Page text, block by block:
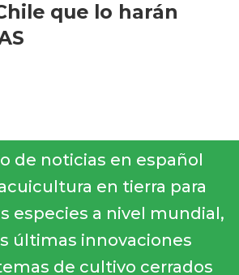
que lo harán
de noticias en español
en tierra para
especies a nivel mundial,
últimas innovaciones
de cultivo cerrados